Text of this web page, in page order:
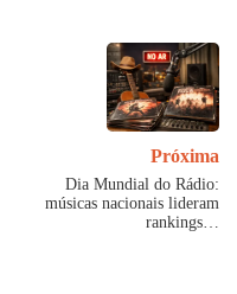
Próxima
Dia Mundial do Rádio:
músicas nacionais lideram
rankings…